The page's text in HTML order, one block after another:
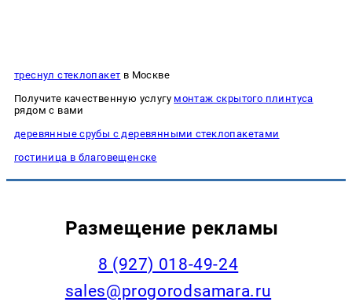
треснул стеклопакет в Москве
Получите качественную услугу монтаж скрытого плинтуса
рядом с вами
деревянные срубы с деревянными стеклопакетами
гостиница в благовещенске
Размещение рекламы
8 (927) 018-49-24
sales@progorodsamara.ru